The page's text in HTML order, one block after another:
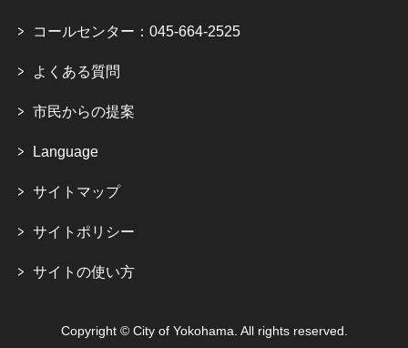
コールセンター：045-664-2525
よくある質問
市民からの提案
Language
サイトマップ
サイトポリシー
サイトの使い方
Copyright © City of Yokohama. All rights reserved.